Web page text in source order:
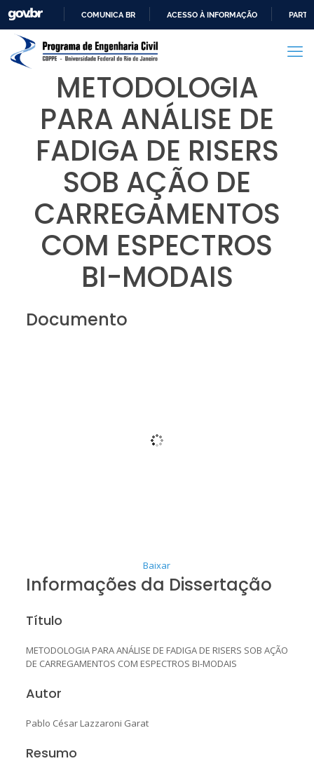
PARA
CONTEÚDO
COMUNICA BR ACESSO À INFORMAÇÃO
METODOLOGIA
PARA ANÁLISE DE
FADIGA DE RISERS
SOB AÇÃO DE
CARREGAMENTOS
COM ESPECTROS
BI-MODAIS
Documento
Baixar
Informações da Dissertação
Título
METODOLOGIA PARA ANÁLISE DE FADIGA DE RISERS SOB AÇÃO
DE CARREGAMENTOS COM ESPECTROS BI-MODAIS
Autor
Pablo César Lazzaroni Garat
Resumo